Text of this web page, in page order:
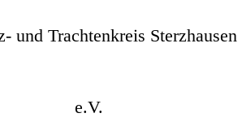
und Trachtenkreis Sterzhausen
e.V.